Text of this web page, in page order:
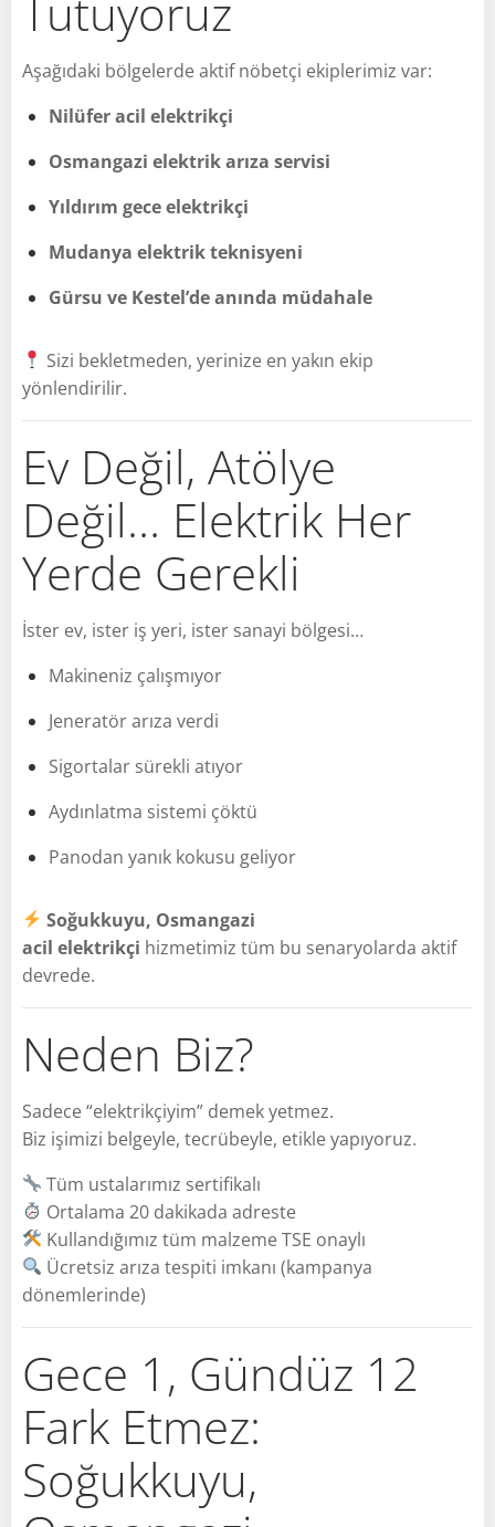
Aşağıdaki bölgelerde aktif nöbetçi ekiplerimiz var:
Nilüfer acil elektrikçi
Osmangazi elektrik arıza servisi
Yıldırım gece elektrikçi
Mudanya elektrik teknisyeni
Gürsu ve Kestel’de anında müdahale
Sizi bekletmeden, yerinize en yakın ekip
yönlendirilir.
Ev Değil, Atölye
Değil… Elektrik Her
Yerde Gerekli
İster ev, ister iş yeri, ister sanayi bölgesi…
Makineniz çalışmıyor
Jeneratör arıza verdi
Sigortalar sürekli atıyor
Aydınlatma sistemi çöktü
Panodan yanık kokusu geliyor
Soğukkuyu, Osmangazi
acil elektrikçi hizmetimiz tüm bu senaryolarda aktif
devrede.
Neden Biz?
Sadece “elektrikçiyim” demek yetmez.
Biz işimizi belgeyle, tecrübeyle, etikle yapıyoruz.
Tüm ustalarımız sertifikalı
Ortalama 20 dakikada adreste
Kullandığımız tüm malzeme TSE onaylı
Ücretsiz arıza tespiti imkanı (kampanya
dönemlerinde)
Gece 1, Gündüz 12
Fark Etmez:
Soğukkuyu,